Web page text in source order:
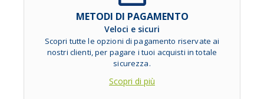
METODI DI PAGAMENTO
Veloci e sicuri
Scopri tutte le opzioni di pagamento riservate ai
nostri clienti, per pagare i tuoi acquisti in totale
sicurezza.
Scopri di più